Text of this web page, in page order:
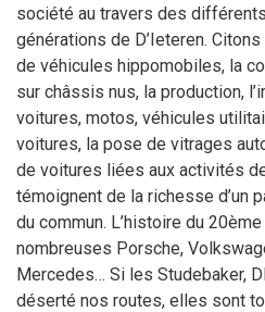
société au travers des
générations de D’Ieteren.
de véhicules hippomobiles, la
sur châssis nus, la production,
voitures, motos, véhicules
voitures, la pose de vitrages
de voitures liées aux activités
témoignent de la richesse d’un
du commun. L’histoire du
nombreuses Porsche,
Mercedes… Si les Studebaker,
déserté nos routes, elles sont